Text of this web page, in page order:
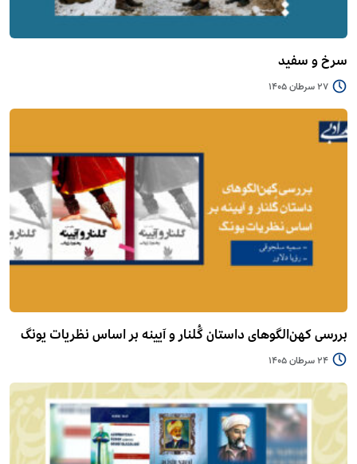
سرخ و سفید
27 سرطان 1405
بررسی کهن‌الگوهای داستان گُلنار و آیینه بر اساس نظریات یونگ
24 سرطان 1405